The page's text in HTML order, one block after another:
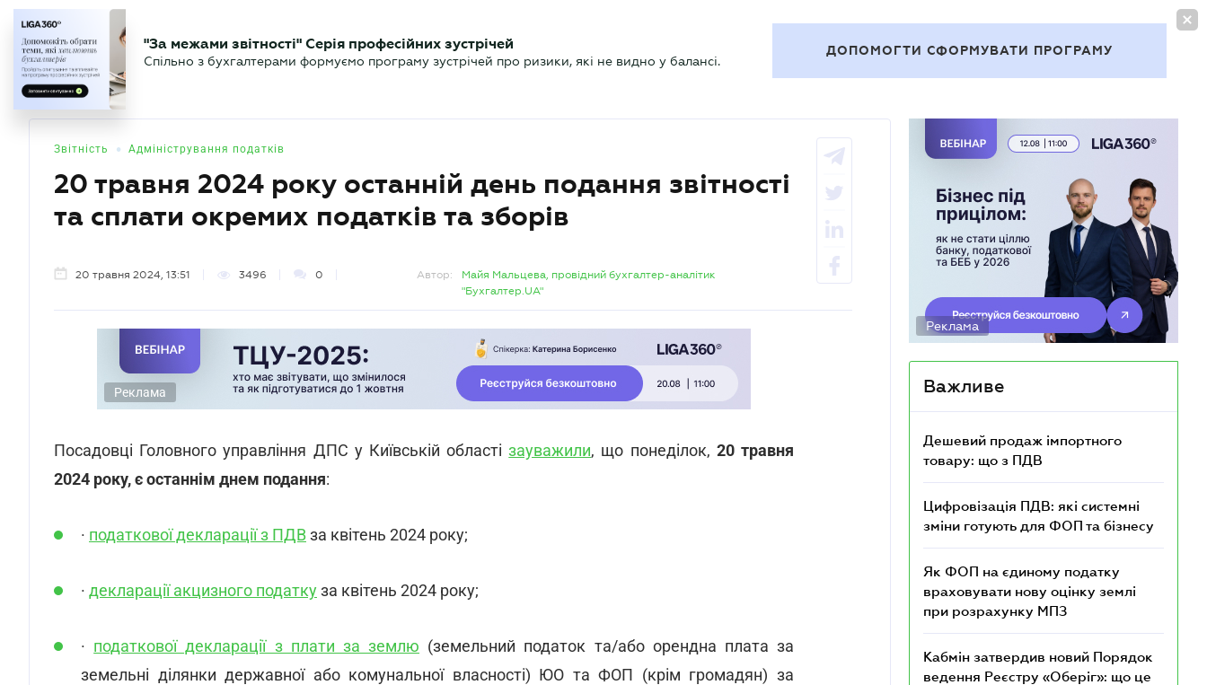
БУХГАЛТЕР Новини Аналітика Календар Актуально
"За межами звітності" Серія професійних зустрічей
Спільно з бухгалтерами формуємо програму зустрічей про ризики, які не видно у балансі.
ДОПОМОГТИ СФОРМУВАТИ ПРОГРАМУ
Звітність • Адміністрування податків
20 травня 2024 року останній день подання звітності
та сплати окремих податків та зборів
20 травня 2024, 13:51 3496 0 Автор:
Майя Мальцева, провідний бухгалтер-аналітик
"Бухгалтер.UA"
Реклама
Посадовці Головного управління ДПС у Київській областізауважили, що понеділок, 20 травня
2024 року, є останнім днем подання:
· податкової декларації з ПДВза квітень 2024 року;
· декларації акцизного податкуза квітень 2024 року;
· податкової декларації з плати за землю (земельний податок та/або орендна плата за
земельні ділянки державної або комунальної власності) ЮО та ФОП (крім громадян) за
Реклама
Важливе
Дешевий продаж імпортного
товару: що з ПДВ
Цифровізація ПДВ: які системні
зміни готують для ФОП та бізнесу
Як ФОП на єдиному податку
враховувати нову оцінку землі
при розрахунку МПЗ
Кабмін затвердив новий Порядок
ведення Реєстру «Оберіг»: що це